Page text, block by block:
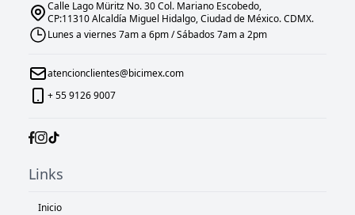
Calle Lago Müritz No. 30 Col. Mariano Escobedo,
CP:11310 Alcaldía Miguel Hidalgo, Ciudad de México. CDMX.
Lunes a viernes 7am a 6pm / Sábados 7am a 2pm
atencionclientes@bicimex.com
+ 55 9126 9007
Links
Inicio